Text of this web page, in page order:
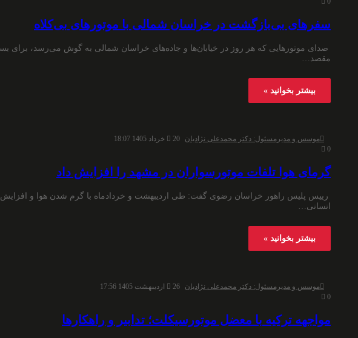
سفرهای بی‌بازگشت در خراسان شمالی با موتورهای بی‌کلاه
صدای موتورهایی که هر روز در خیابان‌ها و جاده‌های خراسان شمالی به گوش می‌رسد، برای
مقصد…
بیشتر بخوانید »
موسس و مدیرمسئول: دکتر محمدعلی نژادیان
20 خرداد 1405 18:07
0
گرمای هوا تلفات موتورسواران در مشهد را افزایش داد
رییس پلیس راهور خراسان رضوی گفت: طی اردیبهشت و خردادماه با گرم شدن هوا و افزایش
انسانی…
بیشتر بخوانید »
موسس و مدیرمسئول: دکتر محمدعلی نژادیان
26 اردیبهشت 1405 17:56
0
مواجهه ترکیه با معضل موتورسیکلت؛ تدابیر و راهکارها